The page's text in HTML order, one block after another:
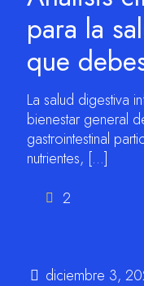
para la
que
La salud digestiva
bienestar general
gastrointestinal
nutrientes, […]
2
diciembre 3,